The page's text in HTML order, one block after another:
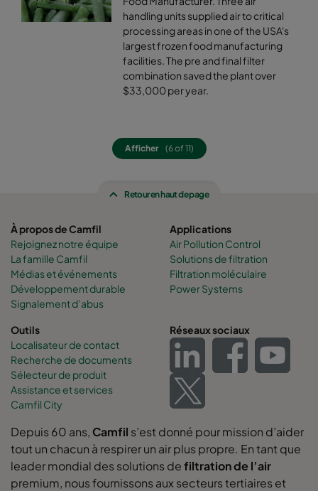
0160 490x592x640-10 ePM1 60% F7
0160 592x287x640-12 ePM1 60%
0160 287x592x640-6 ePM1 60%
0160 592x592x370-12 ePM1 60% F7
0160 592x490x370-12 ePM1 60%
0160 490x592x370-10 ePM1 60%
0160 592x287x370-12 F7
0160 287x592x370-6 ePM1 60%
0160 592x892x370-12 ePM1 60% F7
0160 490x892x370-10 ePM1 60%
handling units supplied air to critical
processing areas in one of the USA's
largest frozen food manufacturing
facilities. The pre and final filter
combination saved the plant over
$33,000 per year.
Afficher (6 of 11)
Retour en haut de page
À propos de Camfil
Rejoignez notre équipe
La famille Camfil
Médias et événements
Développement durable
Signalement d’abus
Applications
Air Pollution Control
Solutions de filtration
Filtration moléculaire
Power Systems
Outils
Localisateur de contact
Recherche de documents
Sélecteur de produit
Assistance et services
Camfil City
Réseaux sociaux
Depuis 60 ans, Camfil s’est donné pour mission d’aider
tout un chacun à respirer un air plus propre. En tant que
leader mondial des solutions defiltration de l’air
premium, nous fournissons aux secteurs tertiaires et